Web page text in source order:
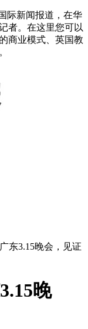
际新闻报道，在华
者。在这里您可以
商业模式、英国教
东3.15晚会，见证
晚